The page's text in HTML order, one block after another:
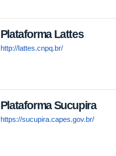
Plataforma Lattes
http://lattes.cnpq.br/
Plataforma Sucupira
https://sucupira.capes.gov.br/